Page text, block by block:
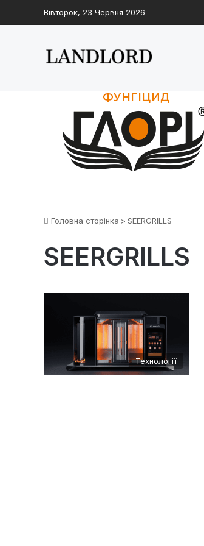
Вівторок, 23 Червня 2026
Головна сторінка > SEERGRILLS
SEERGRILLS
Технології